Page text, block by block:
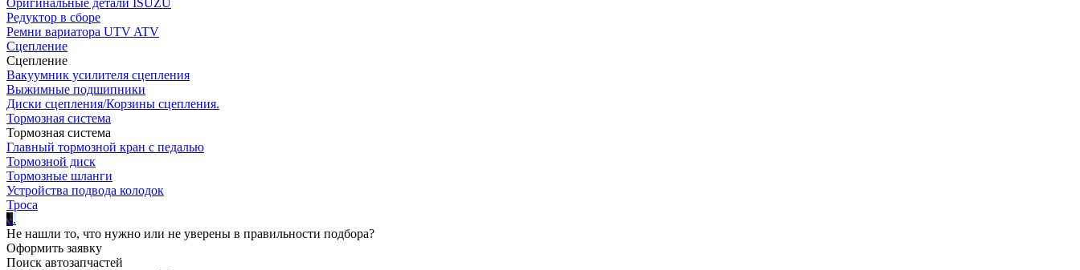
Оригинальные детали ISUZU
Редуктор в сборе
Ремни вариатора UTV ATV
Сцепление
Сцепление
Вакуумник усилителя сцепления
Выжимные подшипники
Диски сцепления/Корзины сцепления.
Тормозная система
Тормозная система
Главный тормозной кран с педалью
Тормозной диск
Тормозные шланги
Устройства подвода колодок
Троса
...
Не нашли то, что нужно или не уверены в правильности подбора?
Оформить заявку
Поиск автозапчастей